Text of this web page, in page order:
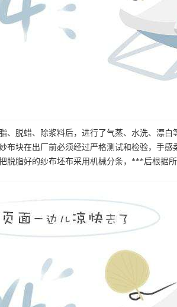
脱蜡、除浆料后，进行了气蒸、水洗、漂
布块在出厂前必须经过严格测试和检验，手
脂好的纱布坯布采用机械分条，***后根据